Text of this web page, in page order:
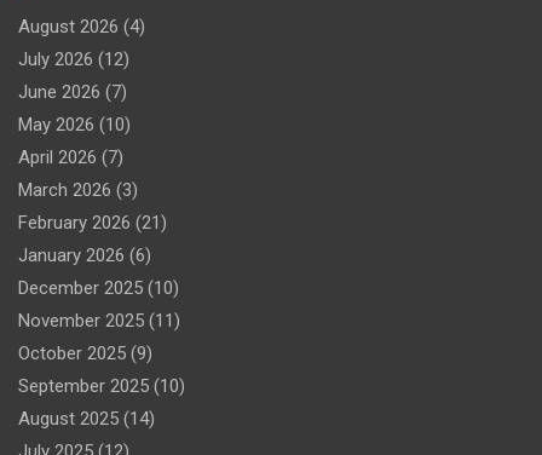
August 2026 (4)
July 2026 (12)
June 2026 (7)
May 2026 (10)
April 2026 (7)
March 2026 (3)
February 2026 (21)
January 2026 (6)
December 2025 (10)
November 2025 (11)
October 2025 (9)
September 2025 (10)
August 2025 (14)